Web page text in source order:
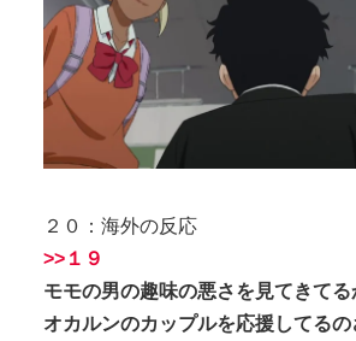
２０：海外の反応
>>１９
モモの男の趣味の悪さを見てきて
オカルンのカップルを応援してるの